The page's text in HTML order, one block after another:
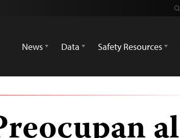
News
Data Safety Resources